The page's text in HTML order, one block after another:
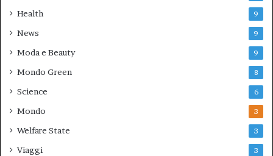
Health 9
News 9
Moda e Beauty 9
Mondo Green 8
Science 6
Mondo 3
Welfare State 3
Viaggi 3